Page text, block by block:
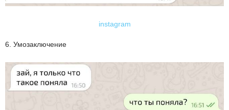
instagram
6. Умозаключение